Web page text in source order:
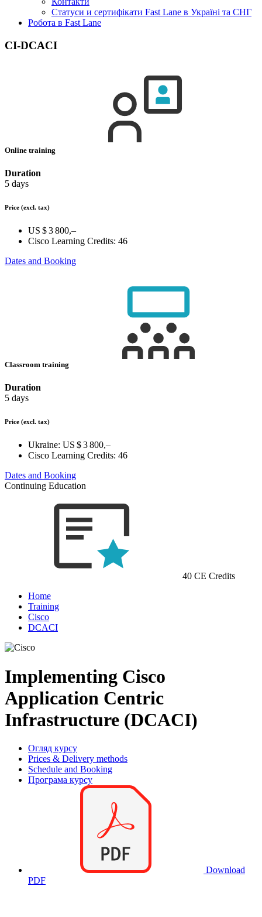
Статуси и сертифікати Fast Lane в Україні та СНГ
Робота в Fast Lane
CI-DCACI
Online training
Duration
5 days
Price (excl. tax)
US $ 3 800,–
Cisco Learning Credits: 46
Dates and Booking
Classroom training
Duration
5 days
Price (excl. tax)
Ukraine: US $ 3 800,–
Cisco Learning Credits: 46
Dates and Booking
Continuing Education
40 CE Credits
Home
Training
Cisco
DCACI
Implementing Cisco
Application Centric
Infrastructure (DCACI)
Огляд курсу
Prices & Delivery methods
Schedule and Booking
Програма курсу
Download
PDF